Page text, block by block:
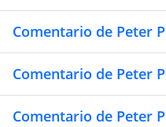
Comentario de Peter
Comentario de Peter
Comentario de Peter